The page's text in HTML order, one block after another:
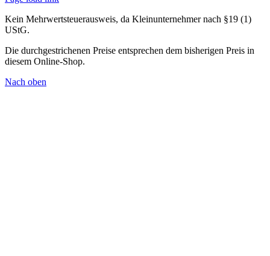
Kein Mehrwertsteuerausweis, da Kleinunternehmer nach §19 (1)
UStG.
Die durchgestrichenen Preise entsprechen dem bisherigen Preis in
diesem Online-Shop.
Nach oben